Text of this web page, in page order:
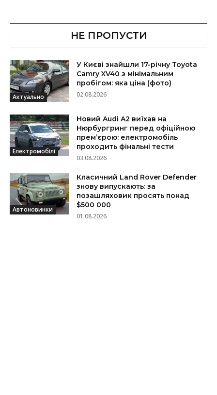
НЕ ПРОПУСТИ
Актуально
У Києві знайшли 17-річну Toyota
Camry XV40 з мінімальним
пробігом: яка ціна (фото)
02.08.2026
Електромобілі
Новий Audi A2 виїхав на
Нюрбургринг перед офіційною
прем’єрою: електромобіль
проходить фінальні тести
03.08.2026
Автоновинки
Класичний Land Rover Defender
знову випускають: за
позашляховик просять понад
$500 000
01.08.2026